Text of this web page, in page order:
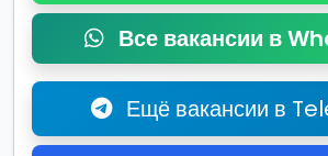
Все вакансии в
Ещё вакансии в